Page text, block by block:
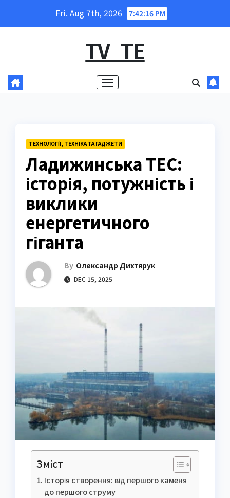
Fri. Aug 7th, 2026 7:42:17 PM
TV_TE
ТЕХНОЛОГІЇ, ТЕХНІКА ТА ГАДЖЕТИ
Ладижинська ТЕС:
історія, потужність і
виклики
енергетичного
гіганта
By Олександр Дихтярук
DEC 15, 2025
Зміст
Історія створення: від першого каменя
до першого струму